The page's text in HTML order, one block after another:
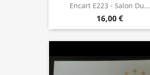
Encart E223 - Salon Du...
16,00 €